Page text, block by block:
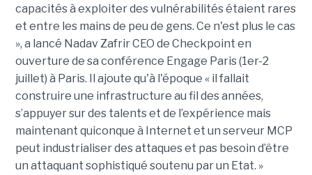
capacités à exploiter des vulnérabilités étaient rares
et entre les mains de peu de gens. Ce n'est plus le cas
», a lancé Nadav Zafrir CEO de Checkpoint en
ouverture de sa conférence Engage Paris (1er-2
juillet) à Paris. Il ajoute qu'à l'époque « il fallait
construire une infrastructure au fil des années,
s’appuyer sur des talents et de l’expérience mais
maintenant quiconque à Internet et un serveur MCP
peut industrialiser des attaques et pas besoin d’être
un attaquant sophistiqué soutenu par un Etat. »